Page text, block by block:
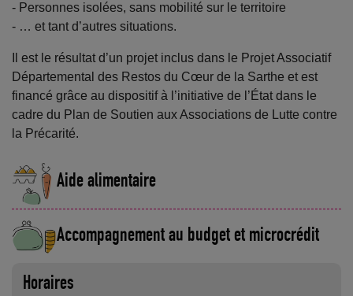
- Personnes isolées, sans mobilité sur le territoire
- … et tant d’autres situations.
Il est le résultat d’un projet inclus dans le Projet Associatif
Départemental des Restos du Cœur de la Sarthe et est
financé grâce au dispositif à l’initiative de l’État dans le
cadre du Plan de Soutien aux Associations de Lutte contre
la Précarité.
Aide alimentaire
Accompagnement au budget et microcrédit
Horaires